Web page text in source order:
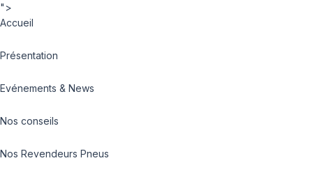
">
Accueil
Présentation
Evénements & News
Nos conseils
Nos Revendeurs Pneus